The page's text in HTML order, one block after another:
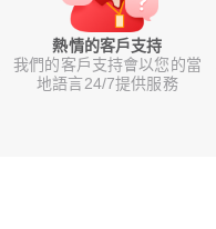
熱情的客戶支持
我們的客戶支持會以您的當
地語言24/7提供服務